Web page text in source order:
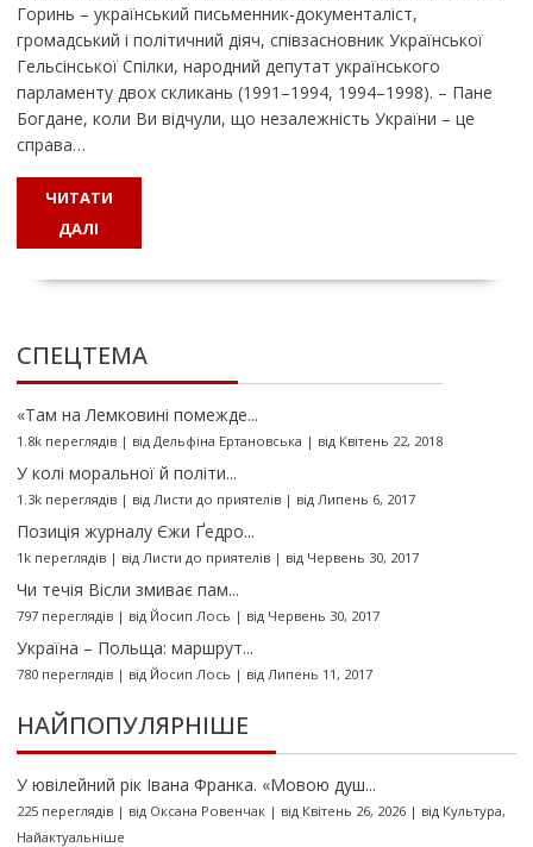
Горинь – український письменник-документаліст,
громадський і політичний діяч, співзасновник Української
Гельсінської Спілки, народний депутат українського
парламенту двох скликань (1991–1994, 1994–1998). – Пане
Богдане, коли Ви відчули, що незалежність України – це
справа…
ЧИТАТИ
ДАЛІ
СПЕЦТЕМА
«Там на Лемковині помежде...
1.8k переглядів| від Дельфіна Ертановська | від Квітень 22, 2018
У колі моральної й політи...
1.3k переглядів| від Листи до приятелів| від Липень 6, 2017
Позиція журналу Єжи Ґедро...
1k переглядів| від Листи до приятелів| від Червень 30, 2017
Чи течія Вісли змиває пам...
797 переглядів| від Йосип Лось | від Червень 30, 2017
Україна – Польща: маршрут...
780 переглядів| від Йосип Лось | від Липень 11, 2017
НАЙПОПУЛЯРНІШЕ
У ювілейний рік Івана Франка. «Мовою душ...
225 переглядів| від Оксана Ровенчак| від Квітень 26, 2026| від Культура,
Найактуальніше